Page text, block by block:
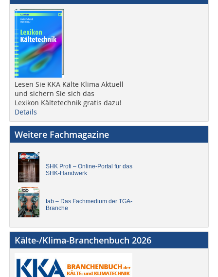
Lesen Sie KKA Kälte Klima Aktuell
und sichern Sie sich das
Lexikon Kältetechnik gratis dazu!
Details
Weitere Fachmagazine
SHK Profi – Online-Portal für das
SHK-Handwerk
tab – Das Fachmedium der TGA-
Branche
Kälte-/Klima-Branchenbuch 2026